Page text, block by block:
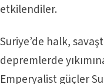
etkilendiler.
Suriye’de halk,
depremlerde
Emperyalist güçler